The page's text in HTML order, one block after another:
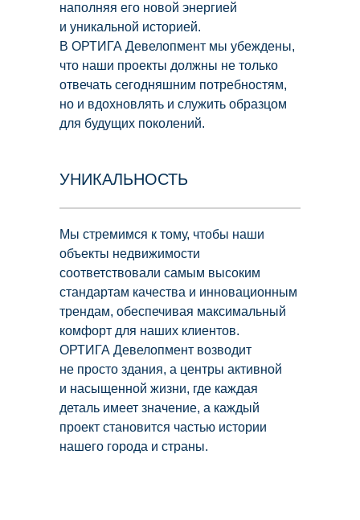
УНИКАЛЬНОСТЬ
Мы стремимся к тому, чтобы наши
объекты недвижимости
соответствовали самым высоким
стандартам качества и инновационным
трендам, обеспечивая максимальный
комфорт для наших клиентов.
ОРТИГА Девелопмент возводит
не просто здания, а центры активной
и насыщенной жизни, где каждая
деталь имеет значение, а каждый
проект становится частью истории
нашего города и страны.
наполняя его новой энергией
и уникальной историей.
В ОРТИГА Девелопмент мы убеждены,
что наши проекты должны не только
отвечать сегодняшним потребностям,
но и вдохновлять и служить образцом
для будущих поколений.